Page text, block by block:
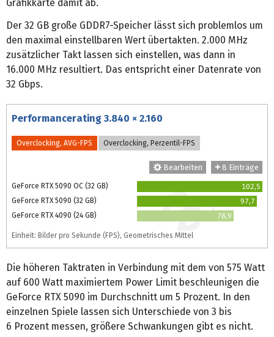
Grafikkarte damit ab.
Der 32 GB große GDDR7-Speicher lässt sich problemlos um
den maximal einstellbaren Wert übertakten. 2.000 MHz
zusätzlicher Takt lassen sich einstellen, was dann in
16.000 MHz resultiert. Das entspricht einer Datenrate von
32 Gbps.
Performancerating 3.840 × 2.160
Overclocking, AVG-FPS Overclocking, Perzentil-FPS
8 Einträge
Bearbeiten
GeForce RTX 5090 OC (32 GB)
102,5
GeForce RTX 5090 (32 GB)
97,7
GeForce RTX 4090 (24 GB)
78,9
Einheit: Bilder pro Sekunde (FPS), Geometrisches Mittel
Die höheren Taktraten in Verbindung mit dem von 575 Watt
auf 600 Watt maximiertem Power Limit beschleunigen die
GeForce RTX 5090 im Durchschnitt um 5 Prozent. In den
einzelnen Spiele lassen sich Unterschiede von 3 bis
6 Prozent messen, größere Schwankungen gibt es nicht.